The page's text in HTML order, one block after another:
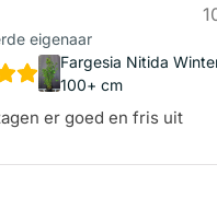
eigenaar
Fargesia Nitida
100+ cm
er goed en fris uit